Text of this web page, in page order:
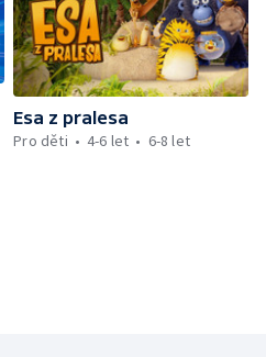
Esa z pralesa
Pro děti
4-6 let 6-8 let